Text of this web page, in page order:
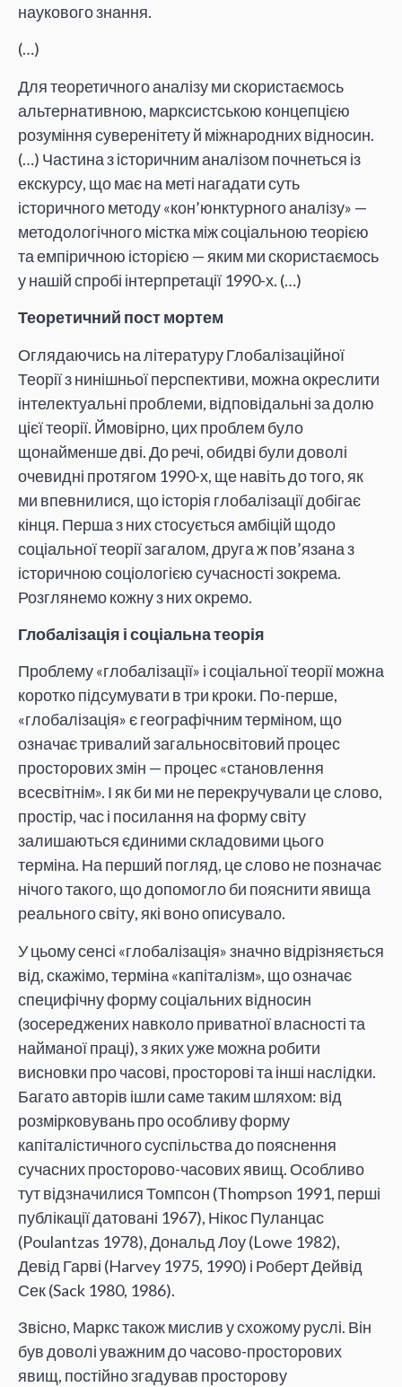
наукового знання.
(…)
Для теоретичного аналізу ми скористаємось
альтернативною, марксистською концепцією
розуміння суверенітету й міжнародних відносин.
(…) Частина з історичним аналізом почнеться із
екскурсу, що має на меті нагадати суть
історичного методу «кон’юнктурного аналізу» —
методологічного містка між соціальною теорією
та емпіричною історією — яким ми скористаємось
у нашій спробі інтерпретації 1990-х. (…)
Теоретичний пост мортем
Оглядаючись на літературу Глобалізаційної
Теорії з нинішньої перспективи, можна окреслити
інтелектуальні проблеми, відповідальні за долю
цієї теорії. Ймовірно, цих проблем було
щонайменше дві. До речі, обидві були доволі
очевидні протягом 1990-х, ще навіть до того, як
ми впевнилися, що історія глобалізації добігає
кінця. Перша з них стосується амбіцій щодо
соціальної теорії загалом, друга ж пов’язана з
історичною соціологією сучасності зокрема.
Розглянемо кожну з них окремо.
Глобалізація і соціальна теорія
Проблему «глобалізації» і соціальної теорії можна
коротко підсумувати в три кроки. По-перше,
«глобалізація» є географічним терміном, що
означає тривалий загальносвітовий процес
просторових змін — процес «становлення
всесвітнім». І як би ми не перекручували це слово,
простір, час і посилання на форму світу
залишаються єдиними складовими цього
терміна. На перший погляд, це слово не позначає
нічого такого, що допомогло би пояснити явища
реального світу, які воно описувало.
У цьому сенсі «глобалізація» значно відрізняється
від, скажімо, терміна «капіталізм», що означає
специфічну форму соціальних відносин
(зосереджених навколо приватної власності та
найманої праці), з яких уже можна робити
висновки про часові, просторові та інші наслідки.
Багато авторів ішли саме таким шляхом: від
розмірковувань про особливу форму
капіталістичного суспільства до пояснення
сучасних просторово-часових явищ. Особливо
тут відзначилися Томпсон (Thompson 1991, перші
публікації датовані 1967), Нікос Пуланцас
(Poulantzas 1978), Дональд Лоу (Lowe 1982),
Девід Гарві (Harvey 1975, 1990) і Роберт Дейвід
Сек (Sack 1980, 1986).
Звісно, Маркс також мислив у схожому руслі. Він
був доволі уважним до часово-просторових
явищ, постійно згадував просторову